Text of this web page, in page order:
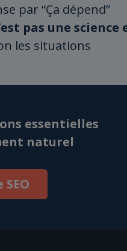
par “Ça dépend”
pas une science
les situations
essentielles
naturel